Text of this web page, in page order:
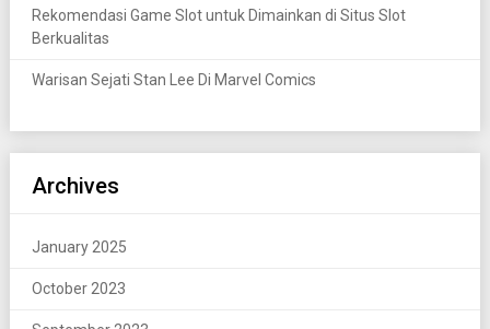
Rekomendasi Game Slot untuk Dimainkan di Situs Slot
Berkualitas
Warisan Sejati Stan Lee Di Marvel Comics
Archives
January 2025
October 2023